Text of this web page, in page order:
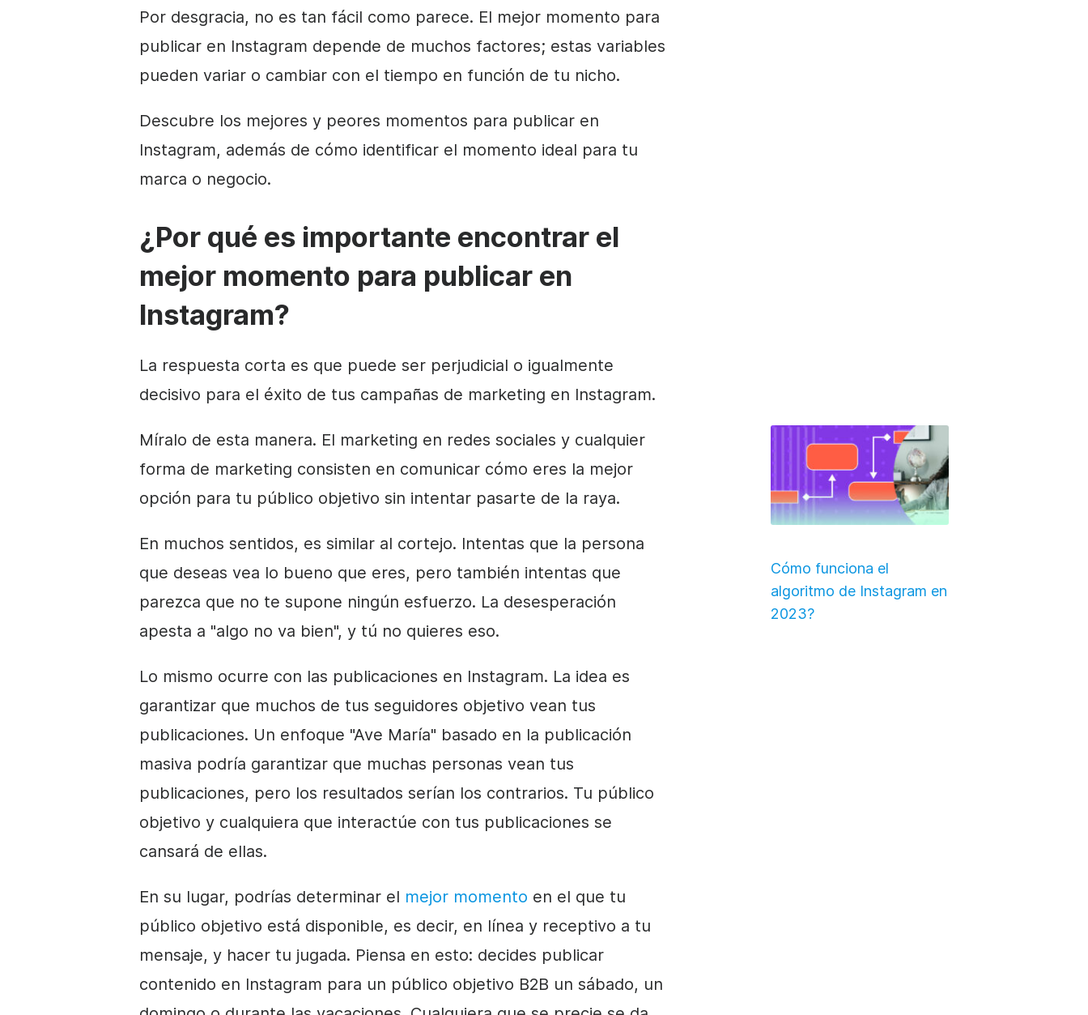
Por desgracia, no es tan fácil como parece. El mejor momento para
publicar en Instagram depende de muchos factores; estas variables
pueden variar o cambiar con el tiempo en función de tu nicho.
Descubre los mejores y peores momentos para publicar en
Instagram, además de cómo identificar el momento ideal para tu
marca o negocio.
¿Por qué es importante encontrar el
mejor momento para publicar en
Instagram?
La respuesta corta es que puede ser perjudicial o igualmente
decisivo para el éxito de tus campañas de marketing en Instagram.
Cómo funciona el
algoritmo de Instagram en
2023?
Míralo de esta manera. El marketing en redes sociales y cualquier
forma de marketing consisten en comunicar cómo eres la mejor
opción para tu público objetivo sin intentar pasarte de la raya.
En muchos sentidos, es similar al cortejo. Intentas que la persona
que deseas vea lo bueno que eres, pero también intentas que
parezca que no te supone ningún esfuerzo. La desesperación
apesta a "algo no va bien", y tú no quieres eso.
Lo mismo ocurre con las publicaciones en Instagram. La idea es
garantizar que muchos de tus seguidores objetivo vean tus
publicaciones. Un enfoque "Ave María" basado en la publicación
masiva podría garantizar que muchas personas vean tus
publicaciones, pero los resultados serían los contrarios. Tu público
objetivo y cualquiera que interactúe con tus publicaciones se
cansará de ellas.
En su lugar, podrías determinar el mejor momento en el que tu
público objetivo está disponible, es decir, en línea y receptivo a tu
mensaje, y hacer tu jugada. Piensa en esto: decides publicar
contenido en Instagram para un público objetivo B2B un sábado, un